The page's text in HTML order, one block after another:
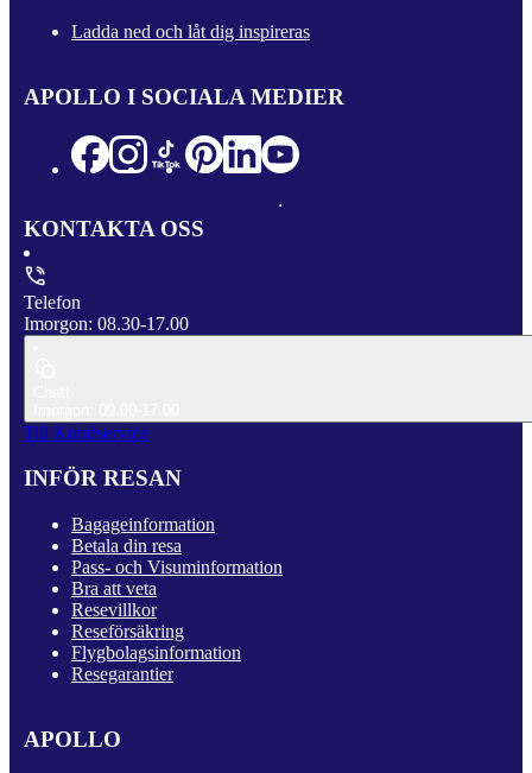
Ladda ned och låt dig inspireras
APOLLO I SOCIALA MEDIER
KONTAKTA OSS
Telefon
Imorgon: 08.30-17.00
Till Kundservice
INFÖR RESAN
Bagageinformation
Betala din resa
Pass- och Visuminformation
Bra att veta
Resevillkor
Reseförsäkring
Flygbolagsinformation
Resegarantier
APOLLO